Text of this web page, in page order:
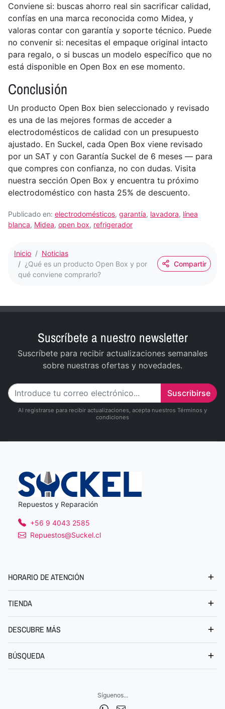
Conviene si: buscas ahorro real sin sacrificar calidad,
confías en una marca reconocida como Midea, y
valoras contar con garantía y soporte técnico. Puede
no convenir si: necesitas el empaque original intacto
para regalo, o si buscas un modelo específico que no
está disponible en Open Box en ese momento.
Conclusión
Un producto Open Box bien seleccionado y revisado
es una de las mejores formas de acceder a
electrodomésticos de calidad con un presupuesto
ajustado. En Suckel, cada Open Box viene revisado
por un SAT y con Garantía Suckel de 6 meses — para
que compres con confianza, no con dudas. Visita
nuestra sección Open Box y encuentra tu próximo
electrodoméstico con hasta 25% de descuento.
Publicado en: electrodomésticos, garantía, lavadora, línea
blanca, Midea, open box, refrigerador
Inicio
Noticias
¿Qué es un producto Open Box y por
qué conviene comprarlo?
Compartir
Suscríbete a nuestro newsletter
Suscríbete para recibir actualizaciones semanales
sobre nuestras ofertas y novedades.
Suscribirse
Al registrarse para recibir actualizaciones, acepta nuestros Términos y
condiciones
Repuestos y Reparación
+56 9 4043 2585
Repuestos@Suckel.cl
HORARIO DE ATENCIÓN
TIENDA
DESCUBRE MÁS
BÚSQUEDA
Síguenos...